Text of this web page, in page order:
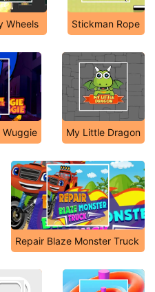
Wheels Stickman Rope
Wuggie My Little Dragon
Repair Blaze Monster Truck